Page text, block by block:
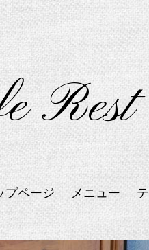
プページ メニュー